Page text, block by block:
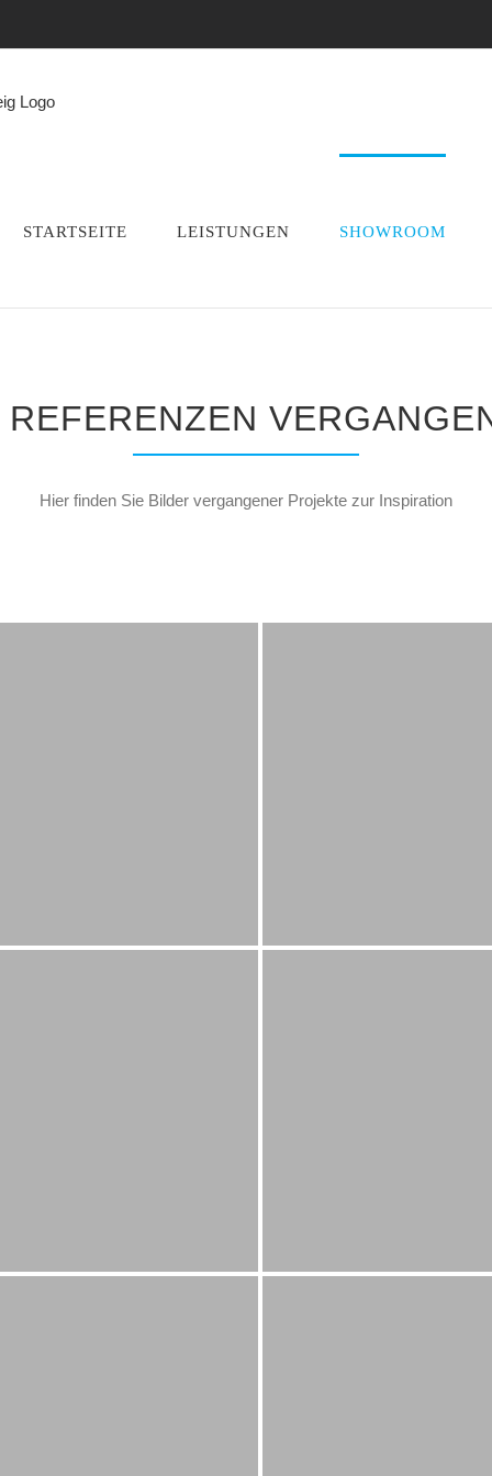
STARTSEITE LEISTUNGEN SHOWROOM
Hier finden Sie Bilder vergangener Projekte zur Inspiration